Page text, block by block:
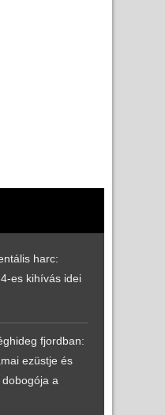
harc:
es kihívás idei
fjordban:
ezüstje és
a